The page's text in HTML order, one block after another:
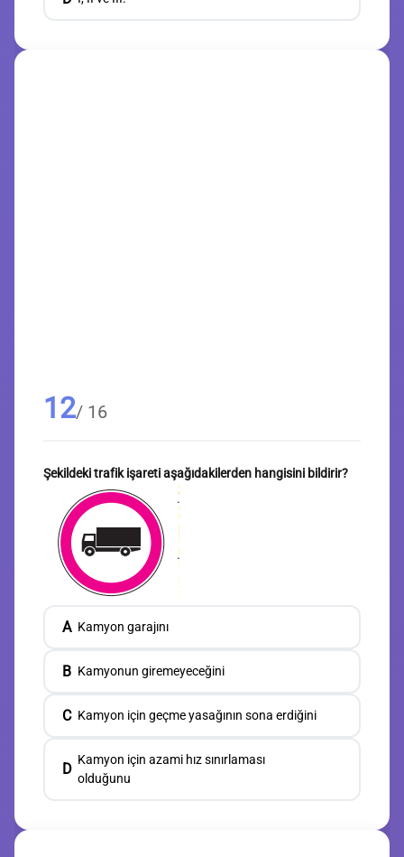
12/ 16
Şekildeki trafik işareti aşağıdakilerden hangisini bildirir?
A Kamyon garajını
B Kamyonun giremeyeceğini
C Kamyon için geçme yasağının sona erdiğini
D
Kamyon için azami hız sınırlaması
olduğunu